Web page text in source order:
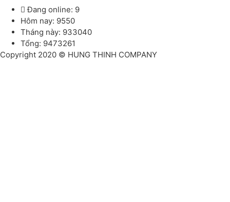
Đang online: 9
Hôm nay: 9550
Tháng này: 933040
Tổng: 9473261
Copyright 2020 © HUNG THINH COMPANY